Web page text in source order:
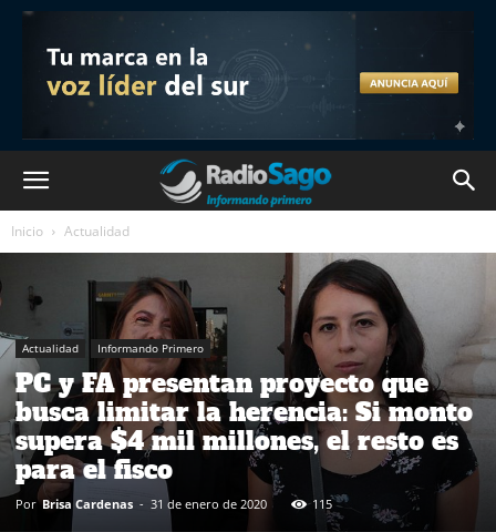
Inicio Actualidad
Actualidad Informando Primero
PC y FA presentan proyecto que
busca limitar la herencia: Si monto
supera $4 mil millones, el resto es
para el fisco
Por Brisa Cardenas - 31 de enero de 2020 115